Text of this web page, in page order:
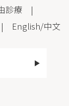
診療 |
English/中文